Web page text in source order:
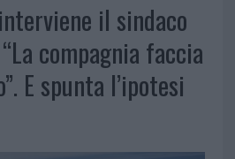
il sindaco
compagnia faccia
E spunta l’ipotesi